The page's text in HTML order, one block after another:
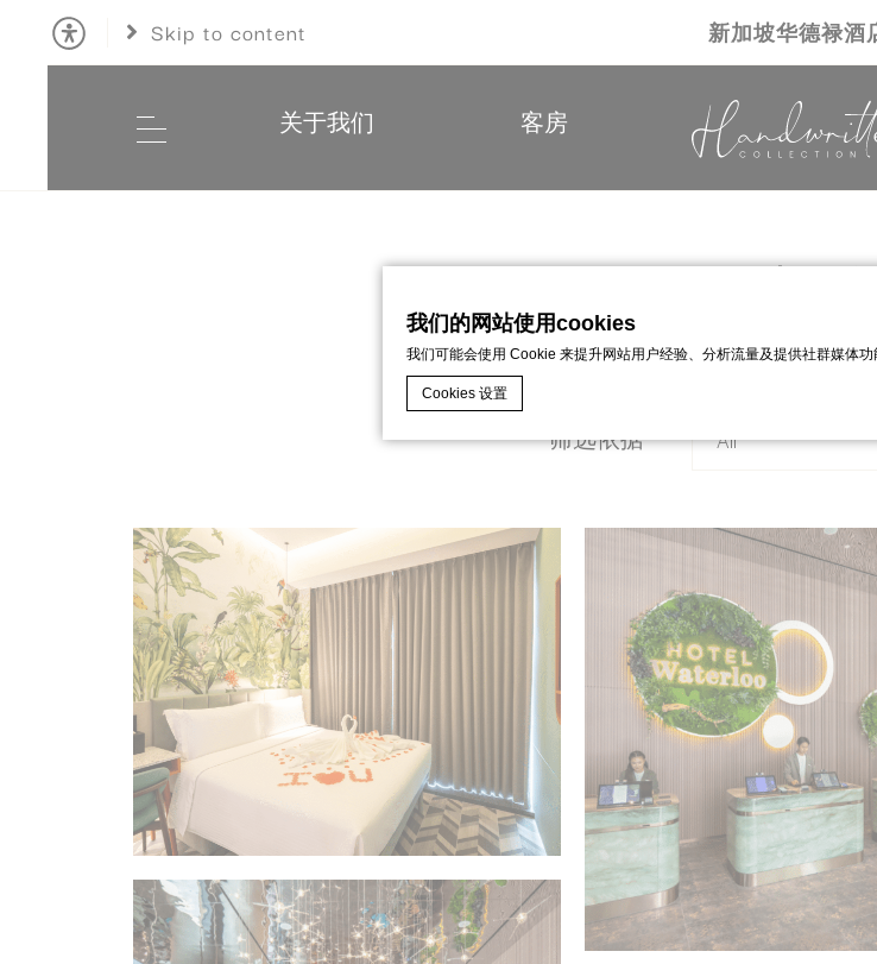
我们的网站使用cookies
我们可能会使用 Cookie 来提升网站用户经验、分析流量及提供社群媒体
Cookies 设置
Cookie 是網站用來增強用戶體驗的少量文本信息。 接受所有 cookie
Cookie政策
必要类cookie使网站正常运行，实现专用区域登录或网站导航等基本功
没有这种类型的cookie。
偏好类
偏好类cookie允许保存用户的偏好用于下次访问。例如可以保留用户语
名称 提供者
_deCookiesConsentID
D-edge Cookie
Consent
Remember
consent
_deCookiesConsentDeleteKey
D-edge Cookie
Remember
Skip to content 新加坡华德禄酒
关于我们 客房
照片图
探索精彩照片，感受新加坡华德禄大
筛选依据
酒店